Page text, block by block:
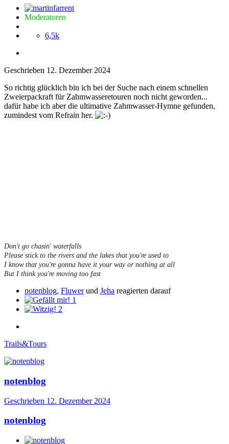
Moderatoren
6,5k
Geschrieben 12. Dezember 2024
So richtig glücklich bin ich bei der Suche nach einem schnellen
Zweierpackraft für Zahmwasseretouren noch nicht geworden...
dafür habe ich aber die ultimative Zahmwasser-Hymne gefunden,
zumindest vom Refrain her.
Don't go chasin' waterfalls
Please stick to the rivers and the lakes that you're used to
I know that you're gonna have it your way or nothing at all
But I think you're moving too fast
notenblog, Fluwerund Jeha reagierten darauf
1
2
Trails&Tours
notenblog
Geschrieben 12. Dezember 2024
notenblog